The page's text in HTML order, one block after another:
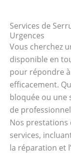
Services de
Urgences
Vous cherchez
disponible en
pour répondre
efficacement.
bloquée ou une
de
Nos prestations
services,
la réparation et